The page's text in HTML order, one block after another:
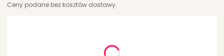
Ceny podane bez kosztów dostawy.